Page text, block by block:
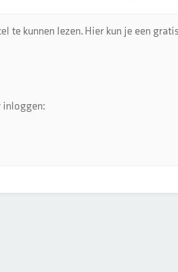
te kunnen lezen. Hier kun je een
inloggen: